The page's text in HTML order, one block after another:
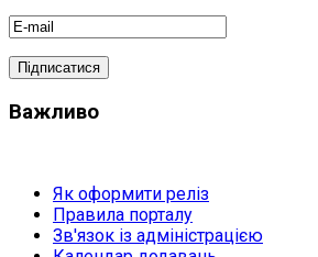
Важливо
Як оформити реліз
Правила порталу
Зв'язок із адміністрацією